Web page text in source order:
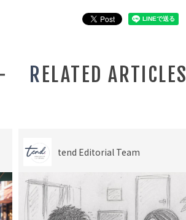
RELATED ARTICLES
tend Editorial Team